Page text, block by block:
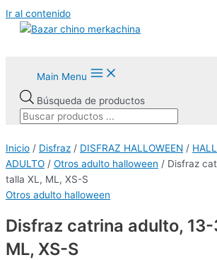
Ir al contenido
Main Menu
Búsqueda de productos
Inicio / Disfraz / DISFRAZ HALLOWEEN /
ADULTO / Otros adulto halloween / Disfraz
talla XL, ML, XS-S
Otros adulto halloween
Disfraz catrina adulto, 13-
ML, XS-S